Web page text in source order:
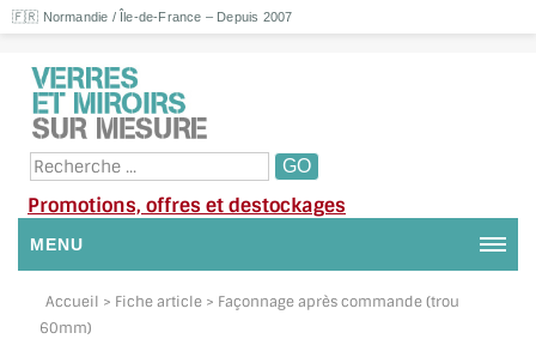
🇫🇷 Normandie / Île-de-France – Depuis 2007
Promotions, offres et destockages
MENU
NOUS CONTACTER
Accueil > Fiche article > Façonnage après commande (trou
60mm)